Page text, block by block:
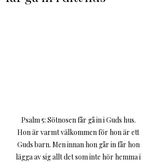
Psalm 5: Sötnosen får gå in i Guds hus.
Hon är varmt välkommen för hon är ett
Guds barn. Men innan hon går in får hon
lägga av sig allt det som inte hör hemma i